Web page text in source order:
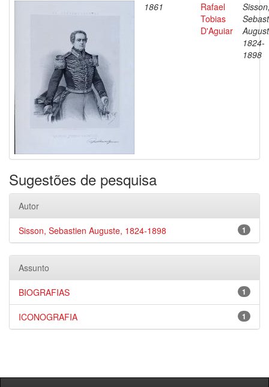
1861
Rafael
Tobias
D'Aguiar
1824-
1898
Sugestões de pesquisa
Autor
1
Sisson, Sebastien Auguste, 1824-1898
Assunto
1
BIOGRAFIAS
1
ICONOGRAFIA